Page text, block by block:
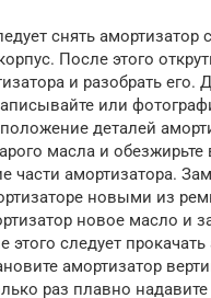
снять амортизатор
После этого
и разобрать его.
или
деталей
масла и обезжирьте
части амортизатора.
новыми из
новое масло и
этого следует прокачать
амортизатор
раз плавно